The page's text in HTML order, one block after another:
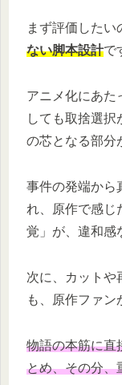
まず評価したい
ない脚本設計で
アニメ化にあた
しても取捨選
の芯となる部分
事件の発端から
れ、原作で感じ
覚」が、違和感
次に、カットや
も、原作ファン
物語の本筋に直
とめ、その分、